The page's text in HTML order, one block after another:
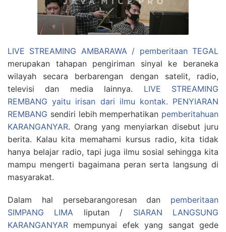
LIVE STREAMING AMBARAWA / pemberitaan TEGAL
merupakan tahapan pengiriman sinyal ke beraneka
wilayah secara berbarengan dengan satelit, radio,
televisi dan media lainnya. LIVE STREAMING
REMBANG yaitu irisan dari ilmu kontak. PENYIARAN
REMBANG sendiri lebih memperhatikan pemberitahuan
KARANGANYAR. Orang yang menyiarkan disebut juru
berita. Kalau kita memahami kursus radio, kita tidak
hanya belajar radio, tapi juga ilmu sosial sehingga kita
mampu mengerti bagaimana peran serta langsung di
masyarakat.
Dalam hal persebarangoresan dan pemberitaan
SIMPANG LIMA liputan / SIARAN LANGSUNG
KARANGANYAR mempunyai efek yang sangat gede